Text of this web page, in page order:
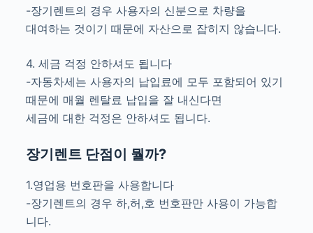
-장기렌트의 경우 사용자의 신분으로 차량을
대여하는 것이기 때문에 자산으로 잡히지 않습니다.
4. 세금 걱정 안하셔도 됩니다
-자동차세는 사용자의 납입료에 모두 포함되어 있기
때문에 매월 렌탈료 납입을 잘 내신다면
세금에 대한 걱정은 안하셔도 됩니다.
장기렌트 단점이 뭘까?
1.영업용 번호판을 사용합니다
-장기렌트의 경우 하,허,호 번호판만 사용이 가능합
니다.